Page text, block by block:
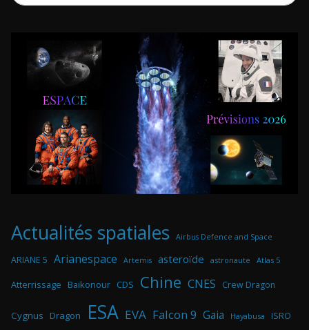
Actualités spatiales Airbus Defence and Space
ARIANE 5 Arianespace Artemis asteroïde astronaute Atlas 5
Atterrissage Baikonour CDS Chine CNES Crew Dragon
Cygnus Dragon ESA EVA Falcon 9 Gaia Hayabusa ISRO